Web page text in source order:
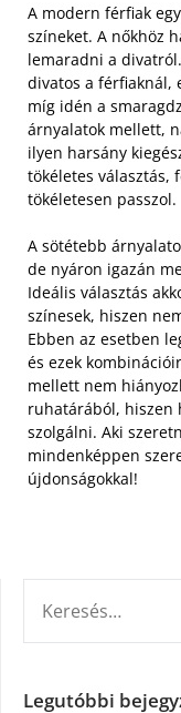
A modern férfiak
színeket. A nőkhöz
lemaradni a
divatos a férfiaknál,
míg idén a
árnyalatok mellett,
ilyen harsány
tökéletes választás,
tökéletesen passzol.
A sötétebb
de nyáron igazán
Ideális választás
színesek, hiszen
Ebben az esetben
és ezek
mellett nem
ruhatárából, hiszen
szolgálni. Aki
mindenképpen
újdonságokkal!
Legutóbbi